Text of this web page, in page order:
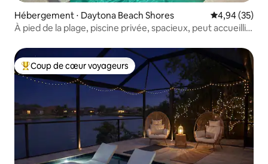
Hébergement ⋅ Daytona Beach Shores Évaluation
4,94 (35)
À pied de la plage, piscine privée, spacieux, peut accueillir
Coups de cœur voyageurs les plus appréciés
Coup de cœur voyageurs